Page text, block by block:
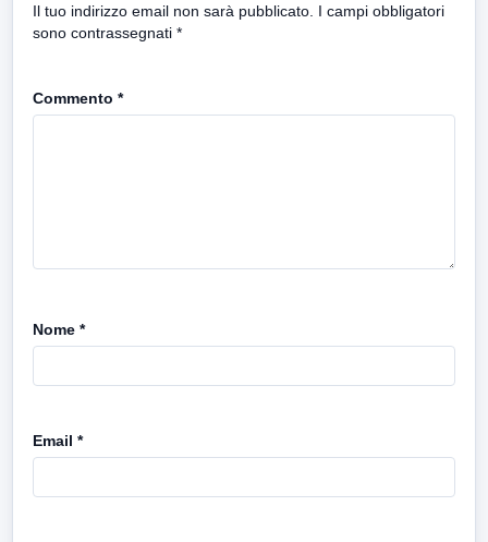
Il tuo indirizzo email non sarà pubblicato. I campi obbligatori
sono contrassegnati *
Commento *
Nome *
Email *